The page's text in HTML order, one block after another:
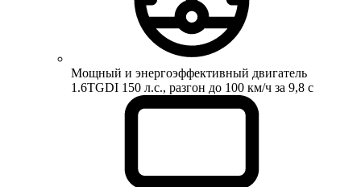
Мощный и энергоэффективный двигатель
1.6TGDI 150 л.с., разгон до 100 км/ч за 9,8 с